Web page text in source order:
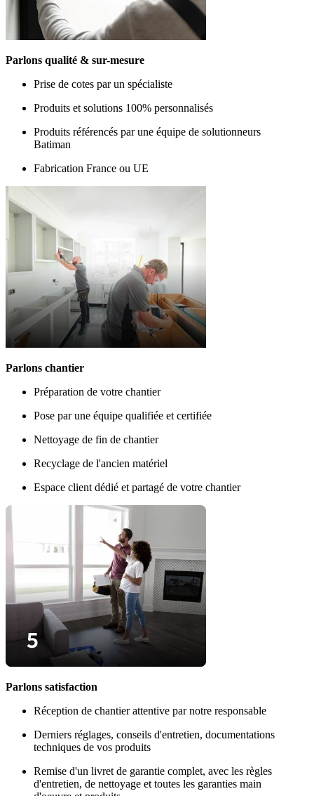
Parlons qualité & sur-mesure
Prise de cotes par un spécialiste
Produits et solutions 100% personnalisés
Produits référencés par une équipe de solutionneurs
Batiman
Fabrication France ou UE
Parlons chantier
Préparation de votre chantier
Pose par une équipe qualifiée et certifiée
Nettoyage de fin de chantier
Recyclage de l'ancien matériel
Espace client dédié et partagé de votre chantier
Parlons satisfaction
Réception de chantier attentive par notre responsable
Derniers réglages, conseils d'entretien, documentations
techniques de vos produits
Remise d'un livret de garantie complet, avec les règles
d'entretien, de nettoyage et toutes les garanties main